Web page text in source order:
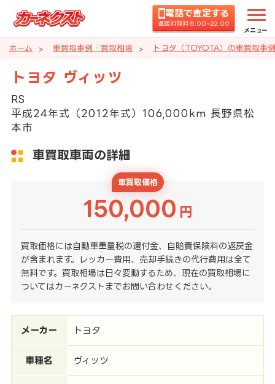
電話で査定する
通話料無料 8:00~22:00
メニュー
ホーム 車買取事例・買取相場 トヨタ（TOYOTA）の車買取事
トヨタ ヴィッツ
RS
平成24年式（2012年式）106,000km 長野県松
本市
車買取車両の詳細
車買取価格
150,000 円
買取価格には自動車重量税の還付金、自賠責保険料の返戻金
が含まれます。レッカー費用、売却手続きの代行費用は全て
無料です。買取相場は日々変動するため、現在の買取相場に
ついてはカーネクストまでお問い合わせください。
メーカー トヨタ
車種名 ヴィッツ